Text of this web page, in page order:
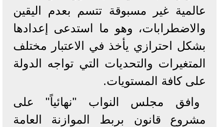
عالمية غير مسبوقة تتسم بعدم اليقين
والاضطرابات، وهو ما استدعى إعدادها
بشكل احترازي يأخذ في الاعتبار مختلف
المتغيرات والتحديات التي تواجه الدولة
على كافة المستويات.
وافق مجلس النواب "نهائياً" على
مشروع قانون بربط الموازنة العامة